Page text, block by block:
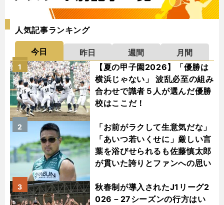
人気記事ランキング
今日 昨日 週間
月間
【夏の甲子園2026】「優勝は
横浜じゃない」 波乱必至の組み
合わせで識者５人が選んだ優勝
校はここだ！
1
「お前がラクして生意気だな」
「あいつ若いくせに」厳しい言
葉を浴びせられるも佐藤慎太郎
が貫いた誇りとファンへの思い
2
秋春制が導入されたJ1リーグ2
026－27シーズンの行方はい
3